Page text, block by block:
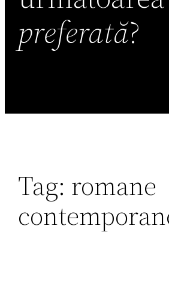
preferată?
Tag: romane